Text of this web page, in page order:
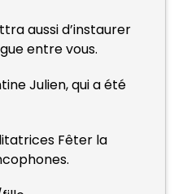
aussi d’instaurer
entre vous.
Julien, qui a été
Fêter la